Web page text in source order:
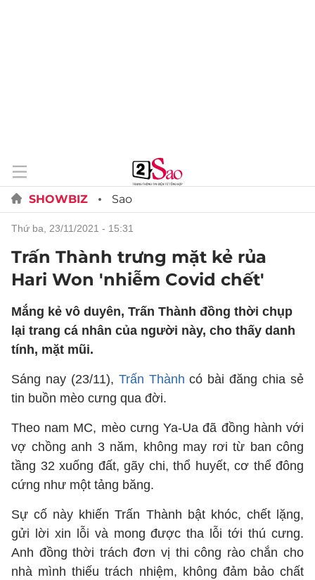
SHOWBIZ Sao
thứ ba, 23/11/2021 - 15:31
Trấn Thành trưng mặt kẻ rủa
Hari Won 'nhiễm Covid chết'
Mắng kẻ vô duyên, Trấn Thành đồng thời chụp
lại trang cá nhân của người này, cho thấy danh
tính, mặt mũi.
Sáng nay (23/11), Trấn Thành có bài đăng chia sẻ
tin buồn mèo cưng qua đời.
Theo nam MC, mèo cưng Ya-Ua đã đồng hành với
vợ chồng anh 3 năm, không may rơi từ ban công
tầng 32 xuống đất, gãy chi, thổ huyết, cơ thể đông
cứng như một tảng băng.
Sự cố này khiến Trấn Thành bật khóc, chết lặng,
gửi lời xin lỗi và mong được tha lỗi tới thú cưng.
Anh đồng thời trách đơn vị thi công rào chắn cho
nhà mình thiếu trách nhiệm, không đảm bảo chất